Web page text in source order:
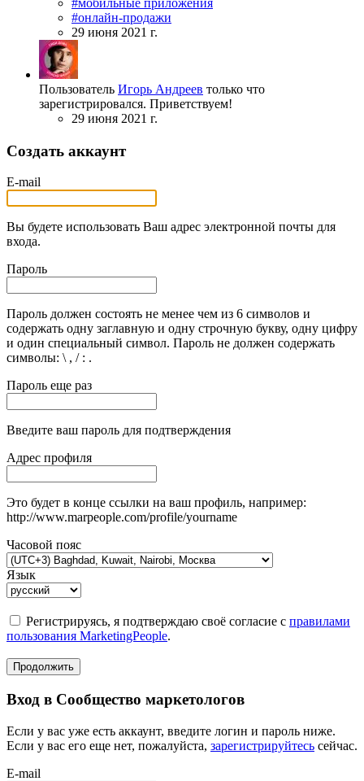
#онлайн-продажи
29 июня 2021 г.
Пользователь Игорь Андреев только что
зарегистрировался. Приветствуем!
29 июня 2021 г.
Создать аккаунт
E-mail
Вы будете использовать Ваш адрес электронной почты для
входа.
Пароль
Пароль должен состоять не менее чем из 6 символов и
содержать одну заглавную и одну строчную букву, одну цифру
и один специальный символ. Пароль не должен содержать
символы: \ , / : .
Пароль еще раз
Введите ваш пароль для подтверждения
Адрес профиля
Это будет в конце ссылки на ваш профиль, например:
http://www.marpeople.com/profile/yourname
Часовой пояс
Язык
Регистрируясь, я подтверждаю своё согласие с правилами
пользования MarketingPeople.
Продолжить
Вход в Сообщество маркетологов
Если у вас уже есть аккаунт, введите логин и пароль ниже.
Если у вас его еще нет, пожалуйста, зарегистрируйтесь сейчас.
E-mail